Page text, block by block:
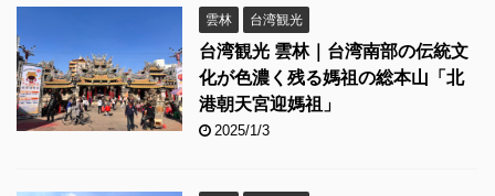
雲林 台湾観光
台湾観光 雲林｜台湾南部の伝統文
化が色濃く残る媽祖の総本山「北
港朝天宮迎媽祖」
2025/1/3